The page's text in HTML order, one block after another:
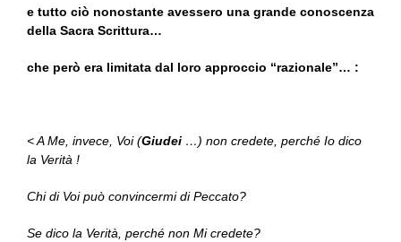
e tutto ciò nonostante avessero una grande conoscenza
della Sacra Scrittura…
che però era limitata dal loro approccio “razionale”… :
< A Me, invece, Voi (Giudei …) non credete, perché Io dico
la Verità !
Chi di Voi può convincermi di Peccato?
Se dico la Verità, perché non Mi credete?